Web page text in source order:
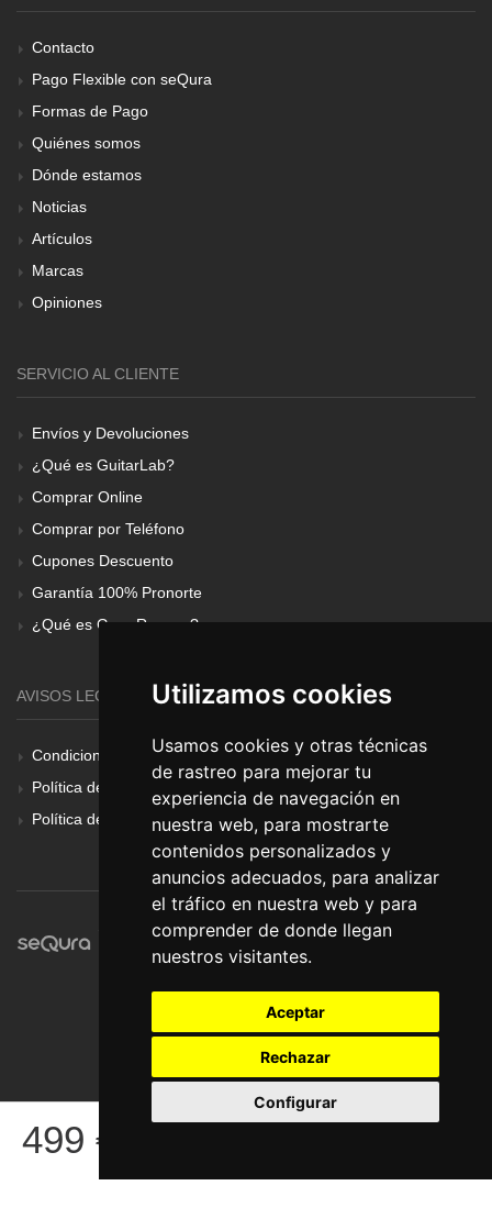
Utilizamos cookies
Usamos cookies y otras técnicas
de rastreo para mejorar tu
experiencia de navegación en
nuestra web, para mostrarte
contenidos personalizados y
anuncios adecuados, para analizar
el tráfico en nuestra web y para
comprender de donde llegan
nuestros visitantes.
Aceptar
Rechazar
Configurar
499 €
Contacto
Pago Flexible con seQura
Formas de Pago
Quiénes somos
Dónde estamos
Noticias
Artículos
Marcas
Opiniones
SERVICIO AL CLIENTE
Envíos y Devoluciones
¿Qué es GuitarLab?
Comprar Online
Comprar por Teléfono
Cupones Descuento
Garantía 100% Pronorte
¿Qué es Gear Renove?
AVISOS LEGALES
Condiciones Generales
Política de Cookies
Política de Privacidad
© Pronorte Sonido SL. Todos los derechos reservados.